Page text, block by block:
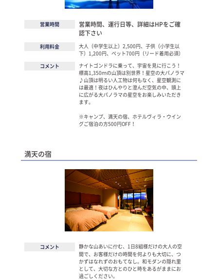
営業時間
営業時間、運行日等、詳細はHPをご確
認下さい
利用料金
大人（中学生以上）2,500円、子供（小学生以
下）1,200円、ペット700円（リード着用必須）
コメント
ナイトゴンドラに乗って、宇宙を見に行こう！
標高1,350ｍの山頂は別世界！星空の大パノラマ
♪山頂は明るい人工物は何もなく、星空観測に
は最適！夜はひんやりと澄んだ空気の中、頭上
に広がる大パノラマの星空をお楽しみいただき
ます。
※キャンプ、満天の宿、ホテルヴィラ・ウイン
グご宿泊の方500円OFF！
満天の宿
コメント
静かな山あいに佇む、1日8組様だけの大人の空
間で、お客様だけの時間を何よりも大切に、つ
かずはなれずのおもてなし。和モダンの隠れ里
として、大切な方とのひと時をあるがままにお
過ごしください。